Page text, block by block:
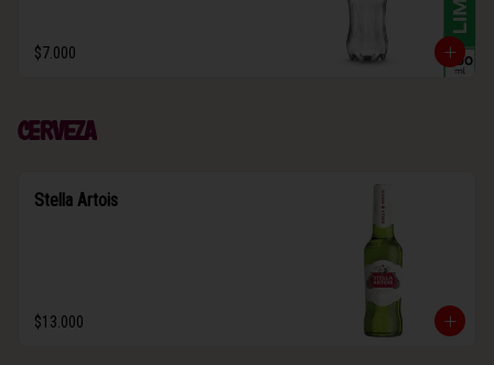
$7.000
Cerveza
Stella Artois
$13.000